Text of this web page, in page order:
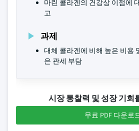
마린 콜라겐의 건강상 이점에
고
과제
대체 콜라겐에 비해 높은 비용
은 관세 부담
시장 통찰력 및 성장 기회
무료 PDF 다운로